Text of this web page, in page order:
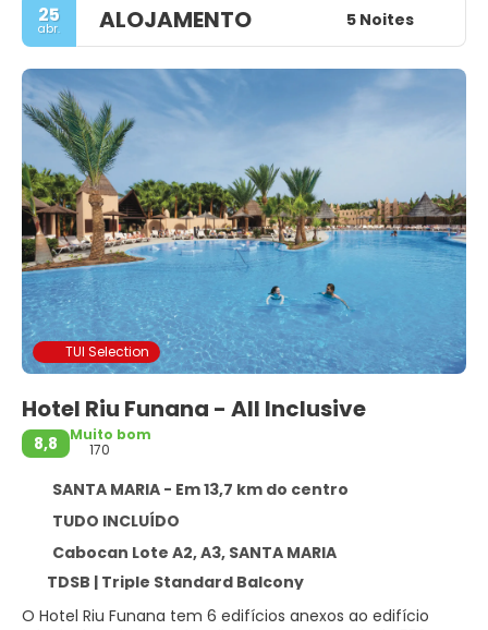
25
abr. ALOJAMENTO 5 Noites
TUI Selection
Hotel Riu Funana - All Inclusive
8,8
Muito bom
170
SANTA MARIA - Em 13,7 km do centro
TUDO INCLUÍDO
Cabocan Lote A2, A3, SANTA MARIA
TDSB | Triple Standard Balcony
O Hotel Riu Funana tem 6 edifícios anexos ao edifício